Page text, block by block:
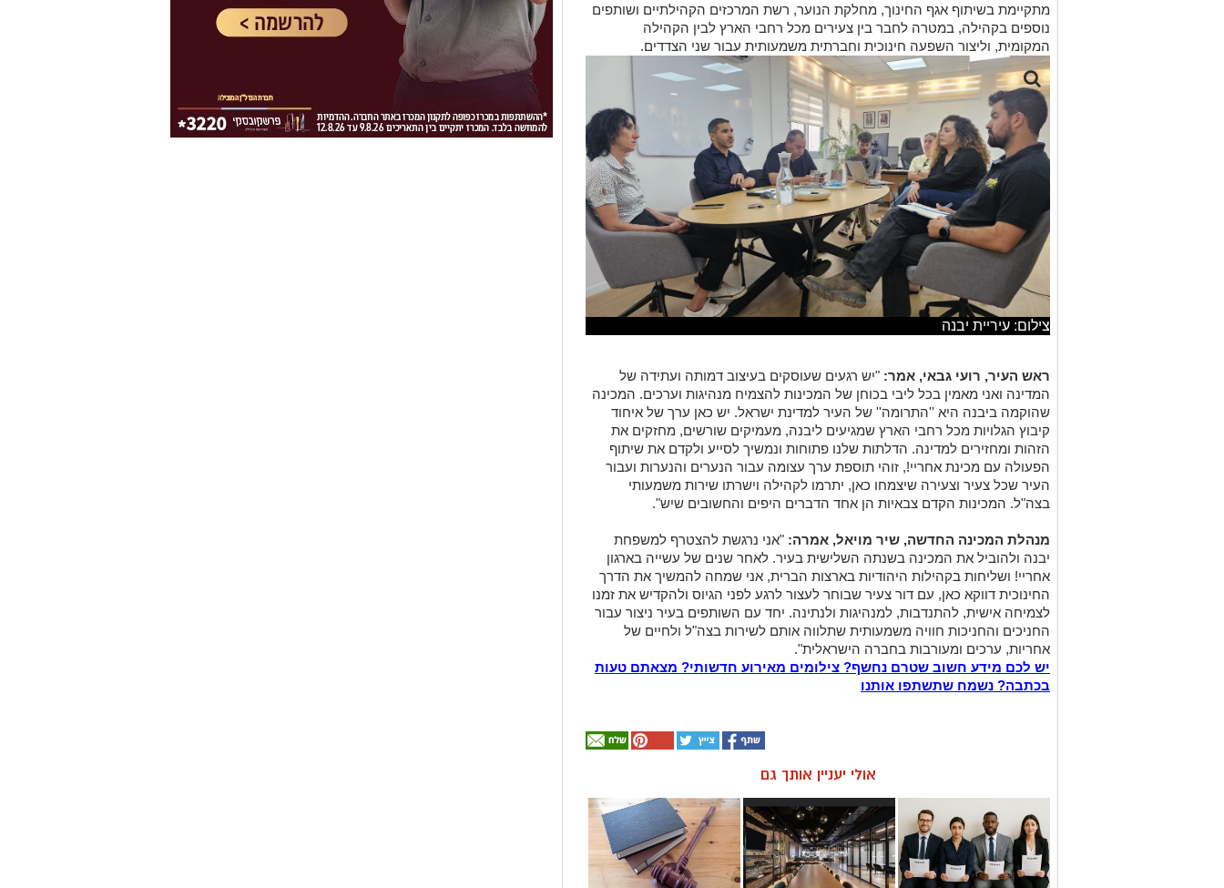
מתקיימת בשיתוף אגף החינוך, מחלקת הנוער, רשת המרכזים הקהילתיים ושותפים
נוספים בקהילה, במטרה לחבר בין צעירים מכל רחבי הארץ לבין הקהילה
המקומית, וליצור השפעה חינוכית וחברתית משמעותית עבור שני הצדדים.
צילום: עיריית יבנה
ראש העיר, רועי גבאי, אמר: "יש רגעים שעוסקים בעיצוב דמותה ועתידה של
המדינה ואני מאמין בכל ליבי בכוחן של המכינות להצמיח מנהיגות וערכים. המכינה
שהוקמה ביבנה היא ''התרומה'' של העיר למדינת ישראל. יש כאן ערך של איחוד
קיבוץ הגלויות מכל רחבי הארץ שמגיעים ליבנה, מעמיקים שורשים, מחזקים את
הזהות ומחזירים למדינה. הדלתות שלנו פתוחות ונמשיך לסייע ולקדם את שיתוף
הפעולה עם מכינת אחריי!, זוהי תוספת ערך עצומה עבור הנערים והנערות ועבור
העיר שכל צעיר וצעירה שיצמחו כאן, יתרמו לקהילה וישרתו שירות משמעותי
בצה"ל. המכינות הקדם צבאיות הן אחד הדברים היפים והחשובים שיש".
מנהלת המכינה החדשה, שיר מויאל, אמרה: "אני נרגשת להצטרף למשפחת
יבנה ולהוביל את המכינה בשנתה השלישית בעיר. לאחר שנים של עשייה בארגון
אחריי! ושליחות בקהילות היהודיות בארצות הברית, אני שמחה להמשיך את הדרך
החינוכית דווקא כאן, עם דור צעיר שבוחר לעצור לרגע לפני הגיוס ולהקדיש את זמנו
לצמיחה אישית, להתנדבות, למנהיגות ולנתינה. יחד עם השותפים בעיר ניצור עבור
החניכים והחניכות חוויה משמעותית שתלווה אותם לשירות בצה"ל ולחיים של
אחריות, ערכים ומעורבות בחברה הישראלית".
יש לכם מידע חשוב שטרם נחשף? צילומים מאירוע חדשותי? מצאתם טעות
בכתבה? נשמח שתשתפו אותנו
אולי יעניין אותך גם